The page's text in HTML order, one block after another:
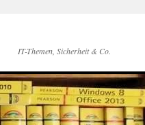
IT-Themen, Sicherheit & Co.